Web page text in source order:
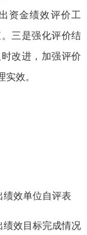
资金绩效评价工
三是强化评价结
改进，加强评价
效。
绩效单位自评表
绩效目标完成情况